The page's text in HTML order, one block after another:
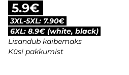
5.9€
3XL-5XL: 7.90€
6XL: 8.9€ (white, black)
Lisandub käibemaks
Küsi pakkumist